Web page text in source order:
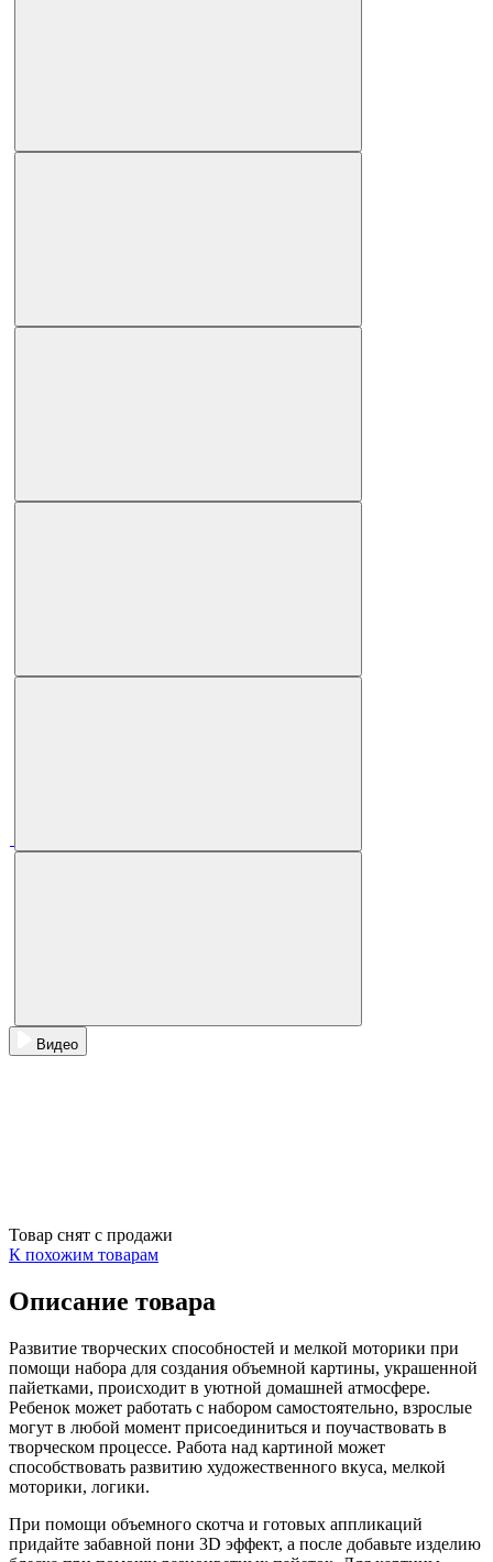
Видео
Товар снят с продажи
К похожим товарам
Описание товара
Развитие творческих способностей и мелкой моторики при
помощи набора для создания объемной картины, украшенной
пайетками, происходит в уютной домашней атмосфере.
Ребенок может работать с набором самостоятельно, взрослые
могут в любой момент присоединиться и поучаствовать в
творческом процессе. Работа над картиной может
способствовать развитию художественного вкуса, мелкой
моторики, логики.
При помощи объемного скотча и готовых аппликаций
придайте забавной пони 3D эффект, а после добавьте изделию